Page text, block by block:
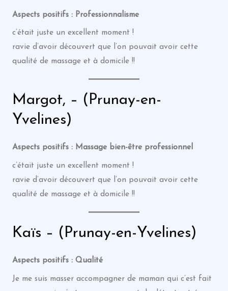
Aspects positifs : Professionnalisme
c’était juste un excellent moment !
ravie d’avoir découvert que l’on pouvait avoir cette
qualité de massage et à domicile !!
Margot, – (Prunay-en-
Yvelines)
Aspects positifs : Massage bien-être professionnel
c’était juste un excellent moment !
ravie d’avoir découvert que l’on pouvait avoir cette
qualité de massage et à domicile !!
Kaïs – (Prunay-en-Yvelines)
Aspects positifs : Qualité
Je me suis masser accompagner de maman qui c’est fait